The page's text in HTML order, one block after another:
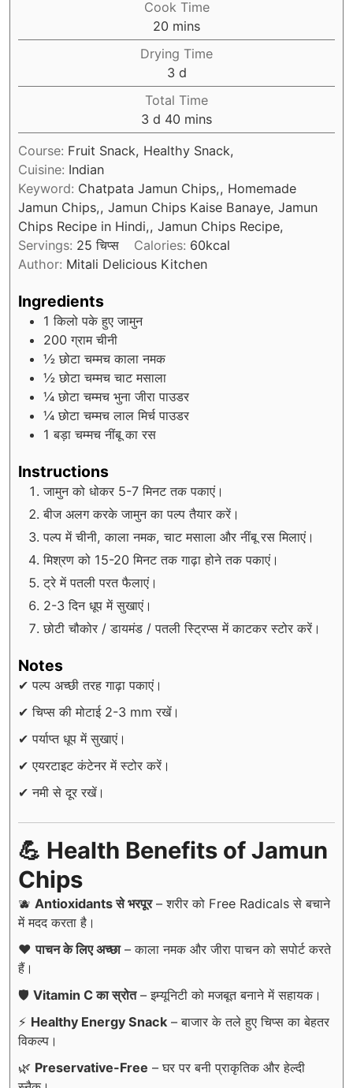
Cook Time
20 minutes
mins
Drying Time
3days
d
Total Time
3days
d 40 minutes
mins
Course: Fruit Snack, Healthy Snack,
Cuisine: Indian
Keyword: Chatpata Jamun Chips,, Homemade
Jamun Chips,, Jamun Chips Kaise Banaye, Jamun
Chips Recipe in Hindi,, Jamun Chips Recipe,
Servings: 25 चिप्स Calories: 60kcal
Author: Mitali Delicious Kitchen
Ingredients
1 किलो पके हुए जामुन
200 ग्राम चीनी
½ छोटा चम्मच काला नमक
½ छोटा चम्मच चाट मसाला
¼ छोटा चम्मच भुना जीरा पाउडर
¼ छोटा चम्मच लाल मिर्च पाउडर
1 बड़ा चम्मच नींबू का रस
Instructions
जामुन को धोकर 5-7 मिनट तक पकाएं।
बीज अलग करके जामुन का पल्प तैयार करें।
पल्प में चीनी, काला नमक, चाट मसाला और नींबू रस मिलाएं।
मिश्रण को 15-20 मिनट तक गाढ़ा होने तक पकाएं।
ट्रे में पतली परत फैलाएं।
2-3 दिन धूप में सुखाएं।
छोटी चौकोर / डायमंड / पतली स्ट्रिप्स में काटकर स्टोर करें।
Notes
✔ पल्प अच्छी तरह गाढ़ा पकाएं।
✔ चिप्स की मोटाई 2-3 mm रखें।
✔ पर्याप्त धूप में सुखाएं।
✔ एयरटाइट कंटेनर में स्टोर करें।
✔ नमी से दूर रखें।
💪 Health Benefits of Jamun
Chips
🫐 Antioxidants से भरपूर– शरीर को Free Radicals से बचाने
में मदद करता है।
❤️पाचन के लिए अच्छा– काला नमक और जीरा पाचन को सपोर्ट करते
हैं।
🛡️ Vitamin C का स्रोत– इम्यूनिटी को मजबूत बनाने में सहायक।
⚡ Healthy Energy Snack – बाजार के तले हुए चिप्स का बेहतर
विकल्प।
🌿 Preservative-Free – घर पर बनी प्राकृतिक और हेल्दी